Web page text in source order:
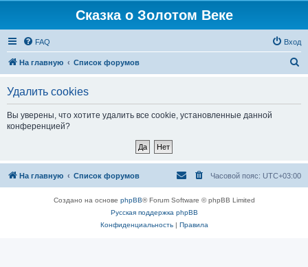
Сказка о Золотом Веке
FAQ Вход
На главную Список форумов
Удалить cookies
Вы уверены, что хотите удалить все cookie, установленные данной
конференцией?
На главную Список форумов Часовой пояс: UTC+03:00
Создано на основе phpBB® Forum Software © phpBB Limited
Русская поддержка phpBB
Конфиденциальность| Правила